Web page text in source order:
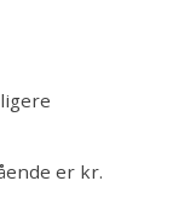
er kr.